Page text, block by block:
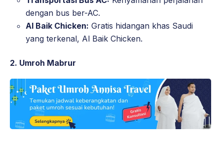
dengan bus ber-AC.
Al Baik Chicken: Gratis hidangan khas Saudi
yang terkenal, Al Baik Chicken.
2. Umroh Mabrur